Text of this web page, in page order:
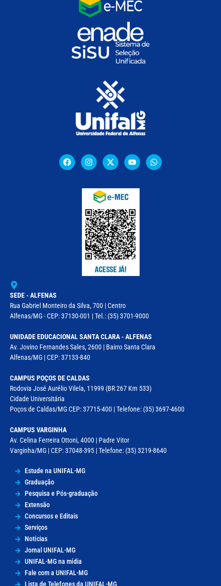
SEDE - ALFENAS
Rua Gabriel Monteiro da Silva, 700 | Centro
Alfenas/MG - CEP: 37130-001 | Tel.: (35) 3701-9000
UNIDADE EDUCACIONAL SANTA CLARA - ALFENAS
Av. Jovino Fernandes Sales, 2600 | Bairro Santa Clara
Alfenas/MG | CEP: 37133-840
CAMPUS POÇOS DE CALDAS
Rodovia José Aurélio Vilela, 11999 (BR 267 Km 533)
Cidade Universitária
Poços de Caldas/MG CEP: 37715-400 | Telefone: (35) 3697-4600
CAMPUS VARGINHA
Av. Celina Ferreira Ottoni, 4000 | Padre Vitor
Varginha/MG | CEP: 37048-395 | Telefone: (35) 3219-8640
Estude na UNIFAL-MG
Graduação
Pesquisa e Pós-graduação
Extensão
Concursos e Editais
Serviços
Notícias
Jornal UNIFAL-MG
UNIFAL-MG na mídia
Fale com a UNIFAL-MG
Lista de Telefones da UNIFAL-MG